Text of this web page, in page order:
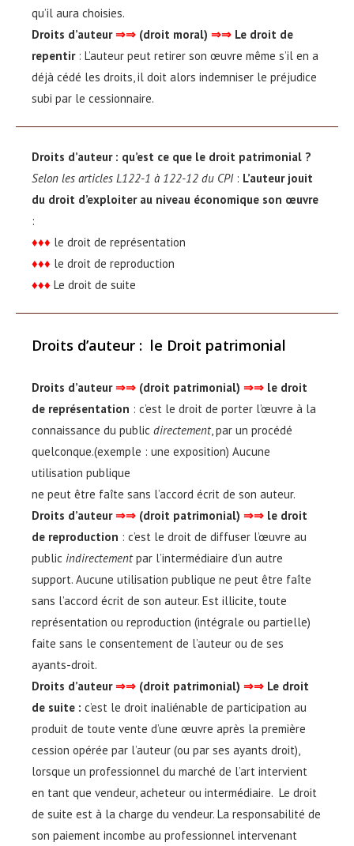
qu’il aura choisies.
Droits d’auteur⇒⇒ (droit moral) ⇒⇒ Le droit de
repentir: L’auteur peut retirer son œuvre même s’il en a
déjà cédé les droits, il doit alors indemniser le préjudice
subi par le cessionnaire.
Droits d’auteur : qu’est ce que le droit patrimonial ?
Selon les articles L122-1 à 122-12 du CPI: L’auteur jouit
du droit d’exploiter au niveau économique son œuvre
:
♦♦♦ le droit de représentation
♦♦♦ le droit de reproduction
♦♦♦ Le droit de suite
Droits d’auteur : le Droit patrimonial
Droits d’auteur⇒⇒ (droit patrimonial) ⇒⇒ le droit
de représentation : c’est le droit de porter l’œuvre à la
connaissance du public directement, par un procédé
quelconque.(exemple : une exposition) Aucune
utilisation publique
ne peut être faîte sans l’accord écrit de son auteur.
Droits d’auteur⇒⇒ (droit patrimonial) ⇒⇒ le droit
de reproduction : c’est le droit de diffuser l’œuvre au
public indirectementpar l’intermédiaire d’un autre
support. Aucune utilisation publique ne peut être faîte
sans l’accord écrit de son auteur. Est illicite, toute
représentation ou reproduction (intégrale ou partielle)
faite sans le consentement de l’auteur ou de ses
ayants-droit.
Droits d’auteur⇒⇒ (droit patrimonial) ⇒⇒ Le droit
de suite : c’est le droit inaliénable de participation au
produit de toute vente d’une œuvre après la première
cession opérée par l’auteur (ou par ses ayants droit),
lorsque un professionnel du marché de l’art intervient
en tant que vendeur, acheteur ou intermédiaire. Le droit
de suite est à la charge du vendeur. La responsabilité de
son paiement incombe au professionnel intervenant